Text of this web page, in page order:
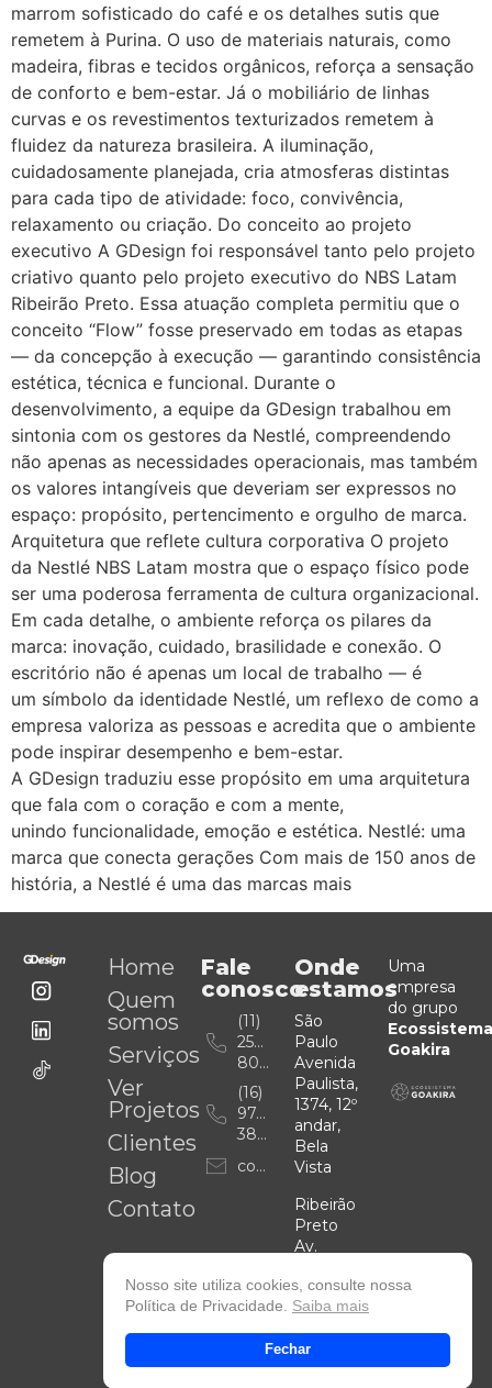
Nosso site utiliza cookies, consulte nossa
Política de Privacidade. Saiba mais
Fechar
marrom sofisticado do café e os detalhes sutis que
remetem à Purina. O uso de materiais naturais, como
madeira, fibras e tecidos orgânicos, reforça a sensação
de conforto e bem-estar. Já o mobiliário de linhas
curvas e os revestimentos texturizados remetem à
fluidez da natureza brasileira. A iluminação,
cuidadosamente planejada, cria atmosferas distintas
para cada tipo de atividade: foco, convivência,
relaxamento ou criação. Do conceito ao projeto
executivo A GDesign foi responsável tanto pelo projeto
criativo quanto pelo projeto executivo do NBS Latam
Ribeirão Preto. Essa atuação completa permitiu que o
conceito “Flow” fosse preservado em todas as etapas
— da concepção à execução — garantindo consistência
estética, técnica e funcional. Durante o
desenvolvimento, a equipe da GDesign trabalhou em
sintonia com os gestores da Nestlé, compreendendo
não apenas as necessidades operacionais, mas também
os valores intangíveis que deveriam ser expressos no
espaço: propósito, pertencimento e orgulho de marca.
Arquitetura que reflete cultura corporativa O projeto
da Nestlé NBS Latam mostra que o espaço físico pode
ser uma poderosa ferramenta de cultura organizacional.
Em cada detalhe, o ambiente reforça os pilares da
marca: inovação, cuidado, brasilidade e conexão. O
escritório não é apenas um local de trabalho — é
um símbolo da identidade Nestlé, um reflexo de como a
empresa valoriza as pessoas e acredita que o ambiente
pode inspirar desempenho e bem-estar.
A GDesign traduziu esse propósito em uma arquitetura
que fala com o coração e com a mente,
unindo funcionalidade, emoção e estética. Nestlé: uma
marca que conecta gerações Com mais de 150 anos de
história, a Nestlé é uma das marcas mais
Home
Quem
somos
Serviços
Ver
Projetos
Clientes
Blog
Contato
Fale
conosco
(11)
2507-
8009
(16)
97401-
3829
contato@goakira.com.br
Onde
estamos
São
Paulo
Avenida
Paulista,
1374, 12º
andar,
Bela
Vista
Ribeirão
Preto
Av.
Vargas,
2551,
Itamaraty
Uma
empresa
do grupo
Goakira